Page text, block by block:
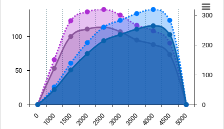
0 1000 1500 2000 2500 3000 3500 4000 4500 5000
0
50
100
0
100
200
300